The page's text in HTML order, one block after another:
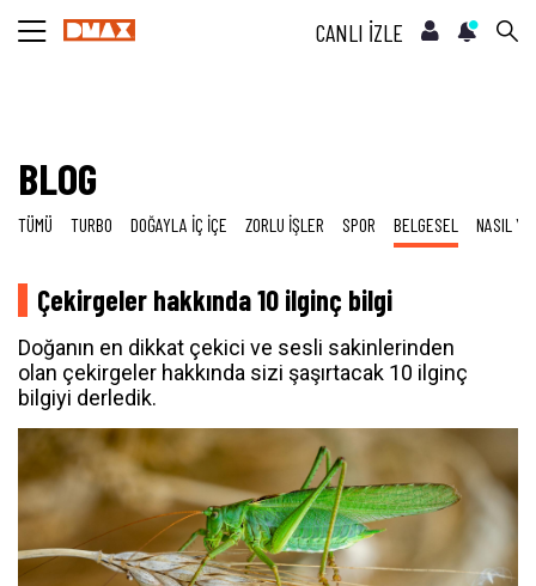
CANLI İZLE
BLOG
TÜMÜ TURBO DOĞAYLA İÇ İÇE ZORLU İŞLER SPOR BELGESEL NASIL
Çekirgeler hakkında 10 ilginç bilgi
Doğanın en dikkat çekici ve sesli sakinlerinden
olan çekirgeler hakkında sizi şaşırtacak 10 ilginç
bilgiyi derledik.